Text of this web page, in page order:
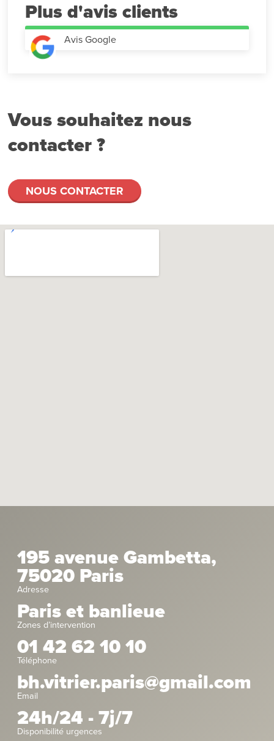
Plus d'avis
Avis Google
Vous souhaitez nous
contacter ?
NOUS CONTACTER
195 avenue Gambetta,
75020 Paris
Adresse
Paris et banlieue
Zones d’intervention
01 42 62 10 10
Téléphone
bh.vitrier.paris@gmail.com
Email
24h/24 - 7j/7
Disponibilité urgences